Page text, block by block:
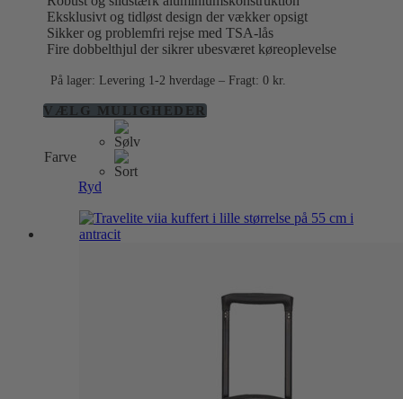
Eksklusivt og tidløst design der vækker opsigt
Sikker og problemfri rejse med TSA-lås
Fire dobbelthjul der sikrer ubesværet køreoplevelse
På lager: Levering 1-2 hverdage – Fragt: 0 kr.
VÆLG MULIGHEDERDette
vælges
Farve
Ryd